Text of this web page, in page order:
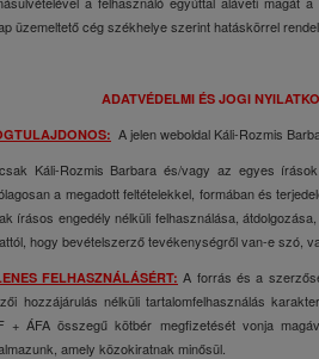
üzemeltető cég székhelye szerint hatáskörrel
ADATVÉDELMI ÉS JOGI
A jelen weboldal Káli-Rozmis
Káli-Rozmis Barbara és/vagy az egyes
a megadott feltételekkel, formában és
írásos engedély nélküli felhasználása,
hogy bevételszerző tevékenységről van-e szó,
FELHASZNÁLÁSÉRT: A forrás és a
hozzájárulás nélküli tartalomfelhasználás
ÁFA összegű kötbér megfizetését vonja
amely közokiratnak minősül.